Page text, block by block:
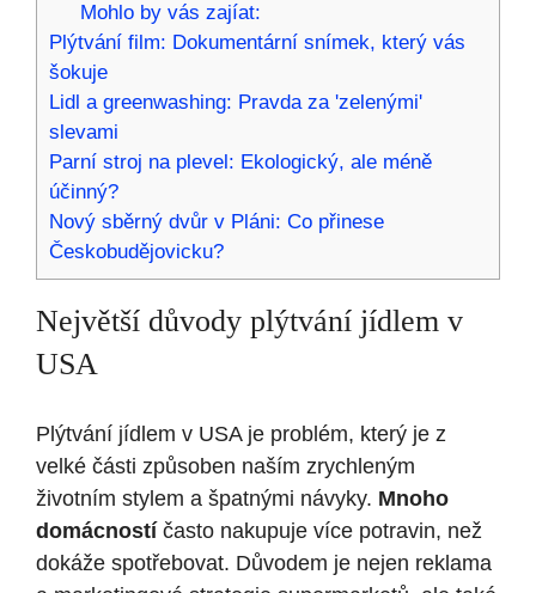
Mohlo by vás zajíat:
Plýtvání film: Dokumentární snímek, který vás
šokuje
Lidl a greenwashing: Pravda za 'zelenými'
slevami
Parní stroj na plevel: Ekologický, ale méně
účinný?
Nový sběrný dvůr v Pláni: Co přinese
Českobudějovicku?
Největší důvody plýtvání jídlem v
USA
Plýtvání jídlem v USA je problém, který je z
velké části způsoben naším zrychleným
životním stylem a špatnými návyky. Mnoho
domácností často nakupuje více potravin, než
dokáže spotřebovat. Důvodem je nejen reklama